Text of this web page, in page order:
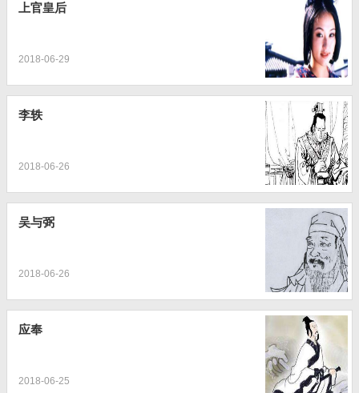
上官皇后
2018-06-29
李轶
2018-06-26
吴与弼
2018-06-26
应奉
2018-06-25